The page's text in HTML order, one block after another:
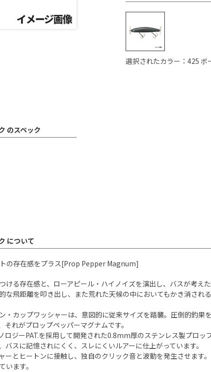
のスペック
選択されたカラー：425 ボ
について
トの存在感をプラス[Prop Pepper Magnum]
る存在感と、ローアピール・ハイノイズを演出し、バスが考え
飛距離を叩き出し、また荒れた天候の中においてもかき消さ
カップワッシャーは、意図的に従来サイズを踏襲。圧倒的釣果
れがプロップペッパーマグナムです。
ジーPAT.を採用して開発された0.8mm厚のステンレス製プロ
スに記憶されにくく、スレにくいルアーに仕上がっています。
とヒートンに接触し、独自のクリック音と波動を発生させます
ます。